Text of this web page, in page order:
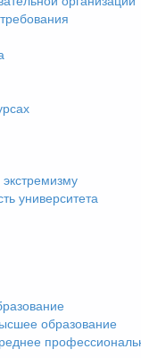
университета
образование